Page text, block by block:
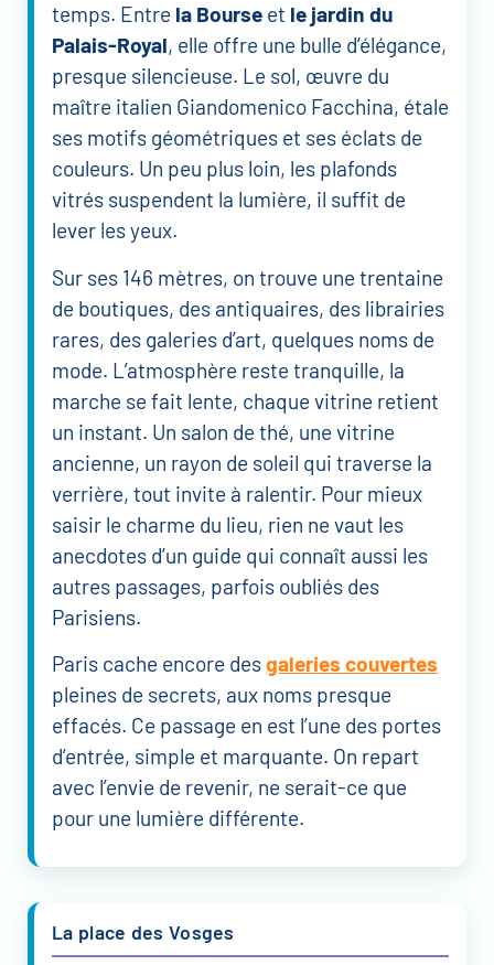
temps. Entre la Bourse et le jardin du
Palais-Royal, elle offre une bulle d’élégance,
presque silencieuse. Le sol, œuvre du
maître italien Giandomenico Facchina, étale
ses motifs géométriques et ses éclats de
couleurs. Un peu plus loin, les plafonds
vitrés suspendent la lumière, il suffit de
lever les yeux.
Sur ses 146 mètres, on trouve une trentaine
de boutiques, des antiquaires, des librairies
rares, des galeries d’art, quelques noms de
mode. L’atmosphère reste tranquille, la
marche se fait lente, chaque vitrine retient
un instant. Un salon de thé, une vitrine
ancienne, un rayon de soleil qui traverse la
verrière, tout invite à ralentir. Pour mieux
saisir le charme du lieu, rien ne vaut les
anecdotes d’un guide qui connaît aussi les
autres passages, parfois oubliés des
Parisiens.
Paris cache encore desgaleries couvertes
pleines de secrets, aux noms presque
effacés. Ce passage en est l’une des portes
d’entrée, simple et marquante. On repart
avec l’envie de revenir, ne serait-ce que
pour une lumière différente.
La place des Vosges